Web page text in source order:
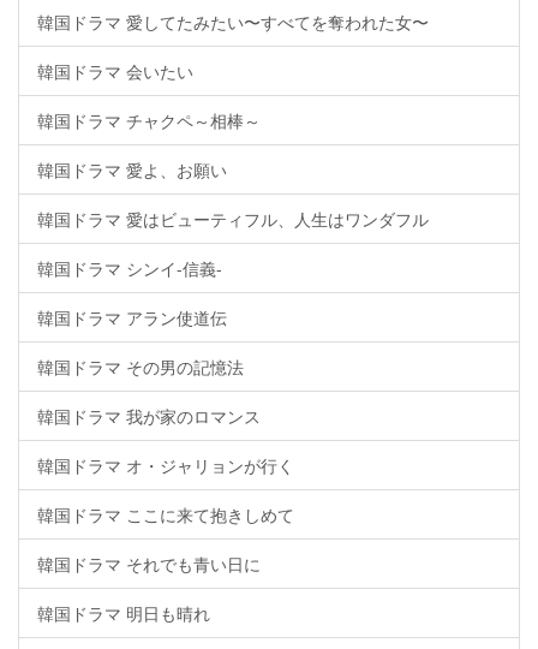
韓国ドラマ 愛してたみたい〜すべてを奪われた女〜
韓国ドラマ 会いたい
韓国ドラマ チャクペ～相棒～
韓国ドラマ 愛よ、お願い
韓国ドラマ 愛はビューティフル、人生はワンダフル
韓国ドラマ シンイ-信義-
韓国ドラマ アラン使道伝
韓国ドラマ その男の記憶法
韓国ドラマ 我が家のロマンス
韓国ドラマ オ・ジャリョンが行く
韓国ドラマ ここに来て抱きしめて
韓国ドラマ それでも青い日に
韓国ドラマ 明日も晴れ